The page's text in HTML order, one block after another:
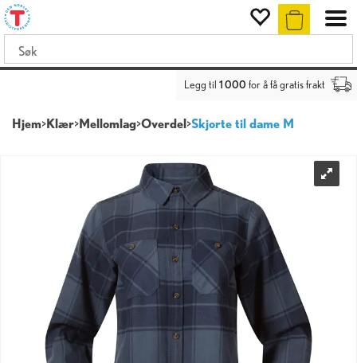
Legg til 1 000 for å få gratis frakt
Hjem>Klær>Mellomlag>Overdel>Skjorte til dame M